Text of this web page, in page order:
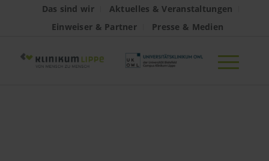
Das sind wir
Aktuelles & Veranstaltungen
Einweiser & Partner
Presse & Medien